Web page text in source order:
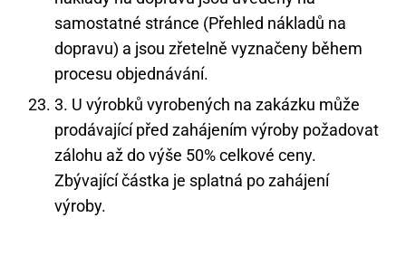
samostatné stránce (Přehled nákladů na
dopravu) a jsou zřetelně vyznačeny během
procesu objednávání.
3. U výrobků vyrobených na zakázku může
prodávající před zahájením výroby požadovat
zálohu až do výše 50% celkové ceny.
Zbývající částka je splatná po zahájení
výroby.